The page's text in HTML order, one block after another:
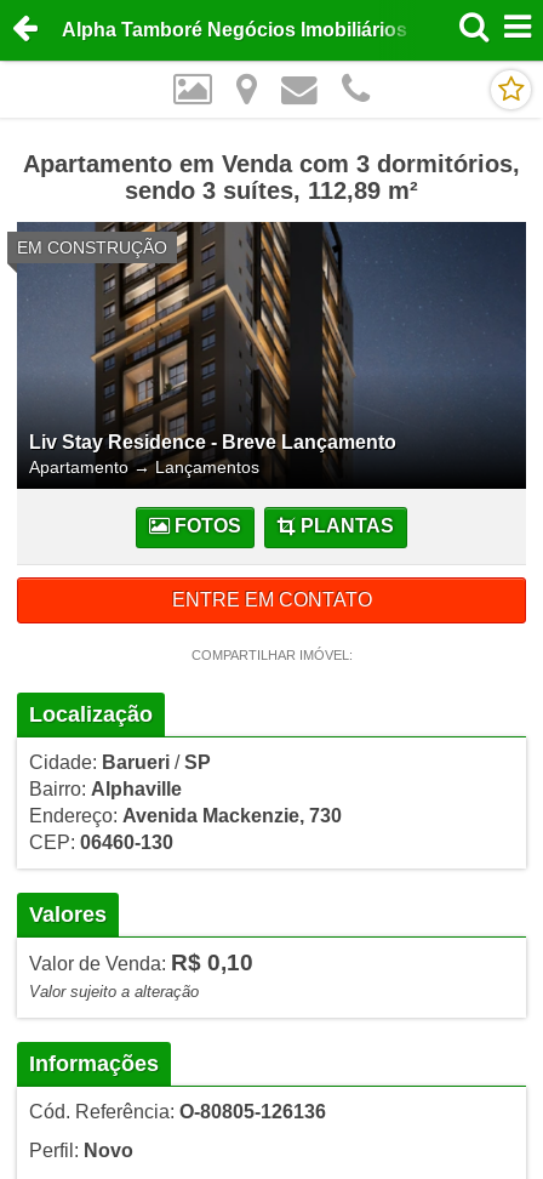
Alpha Tamboré Negócios Imobiliários
Apartamento em Venda com 3 dormitórios,
sendo 3 suítes, 112,89 m²
EM CONSTRUÇÃO
Liv Stay Residence - Breve Lançamento
Apartamento→Lançamentos
FOTOS PLANTAS
ENTRE EM CONTATO
COMPARTILHAR IMÓVEL:
Localização
Cidade: Barueri/SP
Bairro: Alphaville
Endereço: Avenida Mackenzie, 730
CEP: 06460-130
Valores
Valor de Venda: R$ 0,10
Valor sujeito a alteração
Informações
Cód. Referência: O-80805-126136
Perfil: Novo